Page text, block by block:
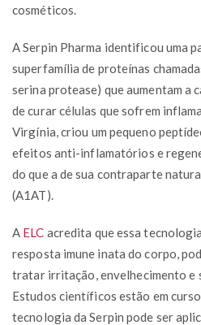
cosméticos.
A Serpin Pharma identificou uma
superfamília de proteínas
serina protease) que aumentam a
de curar células que sofrem
Virgínia, criou um pequeno
efeitos anti-inflamatórios e
do que a de sua contraparte
(A1AT).
A ELC acredita que essa
resposta imune inata do corpo,
tratar irritação, envelhecimento e
Estudos científicos estão em
tecnologia da Serpin pode ser